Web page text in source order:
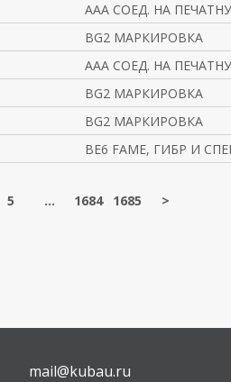
AAA СОЕД. НА
BG2 МАРКИРОВКА
AAA СОЕД. НА
BG2 МАРКИРОВКА
BG2 МАРКИРОВКА
BE6 FAME, ГИБР И
5 ... 1684 1685 >
mail@kubau.ru